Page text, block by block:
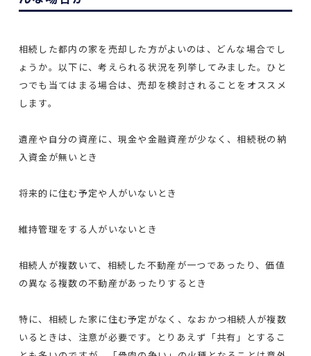
相続した都内の家を売却した方がよいのは、どんな場合でし
ょうか。以下に、考えられる状況を列挙してみました。ひと
つでも当てはまる場合は、売却を検討されることをオススメ
します。
遺産や自分の資産に、現金や金融資産が少なく、相続税の納
入資金が無いとき
将来的に住む予定や人がいないとき
維持管理をする人がいないとき
相続人が複数いて、相続した不動産が一つであったり、価値
の異なる複数の不動産があったりするとき
特に、相続した家に住む予定がなく、なおかつ相続人が複数
いるときは、注意が必要です。とりあえず「共有」とするこ